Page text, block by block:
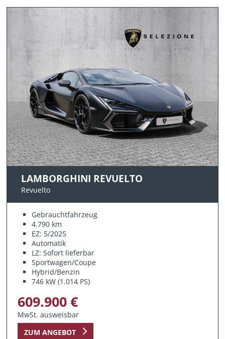
LAMBORGHINI REVUELTO
Revuelto
Gebrauchtfahrzeug
4.790 km
EZ: 5/2025
Automatik
LZ: Sofort lieferbar
Sportwagen/Coupe
Hybrid/Benzin
746 kW (1.014 PS)
609.900 €
MwSt. ausweisbar
ZUM ANGEBOT